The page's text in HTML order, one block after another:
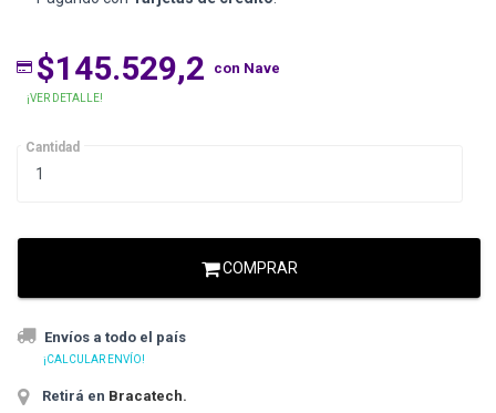
$145.529,2 con Nave
¡VER DETALLE!
Cantidad
COMPRAR
Envíos a todo el país
¡CALCULAR ENVÍO!
Retirá en Bracatech.